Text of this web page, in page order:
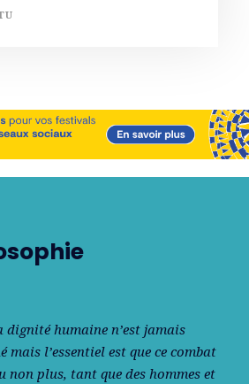
dignité humaine n’est jamais
mais l’essentiel est que ce combat
non plus, tant que des hommes et